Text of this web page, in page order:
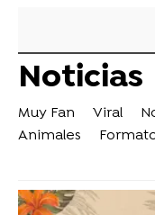
Noticias
Muy Fan Viral
Animales